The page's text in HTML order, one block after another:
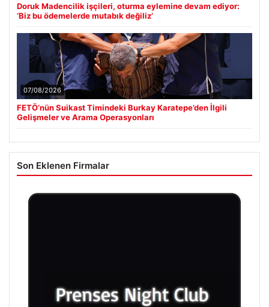
Doruk Madencilik işçileri, oturma eylemine devam ediyor:
‘Biz bu ödemelerde mutabık değiliz’
07/08/2026
FETÖ’nün Suikast Timindeki Burkay Karatepe’den İlgili
Gelişmeler ve Arama Operasyonları
Son Eklenen Firmalar